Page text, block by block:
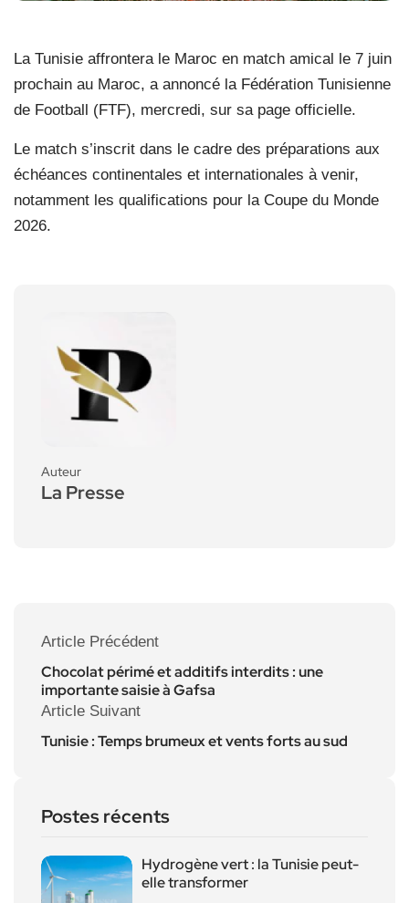
La Tunisie affrontera le Maroc en match amical le 7 juin
prochain au Maroc, a annoncé la Fédération Tunisienne
de Football (FTF), mercredi, sur sa page officielle.
Le match s’inscrit dans le cadre des préparations aux
échéances continentales et internationales à venir,
notamment les qualifications pour la Coupe du Monde
2026.
Auteur
La Presse
Article Précédent
Chocolat périmé et additifs interdits : une
importante saisie à Gafsa
Article Suivant
Tunisie : Temps brumeux et vents forts au sud
Postes récents
Hydrogène vert : la Tunisie peut-
elle transformer